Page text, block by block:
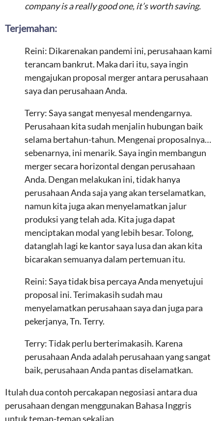
company is a really good one, it’s worth saving.
Terjemahan:
Reini: Dikarenakan pandemi ini, perusahaan kami
terancam bankrut. Maka dari itu, saya ingin
mengajukan proposal merger antara perusahaan
saya dan perusahaan Anda.
Terry: Saya sangat menyesal mendengarnya.
Perusahaan kita sudah menjalin hubungan baik
selama bertahun-tahun. Mengenai proposalnya…
sebenarnya, ini menarik. Saya ingin membangun
merger secara horizontal dengan perusahaan
Anda. Dengan melakukan ini, tidak hanya
perusahaan Anda saja yang akan terselamatkan,
namun kita juga akan menyelamatkan jalur
produksi yang telah ada. Kita juga dapat
menciptakan modal yang lebih besar. Tolong,
datanglah lagi ke kantor saya lusa dan akan kita
bicarakan semuanya dalam pertemuan itu.
Reini: Saya tidak bisa percaya Anda menyetujui
proposal ini. Terimakasih sudah mau
menyelamatkan perusahaan saya dan juga para
pekerjanya, Tn. Terry.
Terry: Tidak perlu berterimakasih. Karena
perusahaan Anda adalah perusahaan yang sangat
baik, perusahaan Anda pantas diselamatkan.
Itulah dua contoh percakapan negosiasi antara dua
perusahaan dengan menggunakan Bahasa Inggris
untuk teman-teman sekalian.